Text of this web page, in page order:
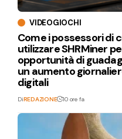
VIDEOGIOCHI
Come i possessori di
utilizzare SHRMiner
opportunità di
un aumento
digitali
DiREDAZIONE 10 ore fa